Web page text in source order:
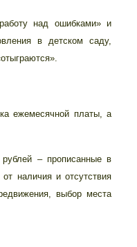
над ошибками» и
в детском саду,
ежемесячной платы, а
– прописанные в
наличия и отсутствия
выбор места